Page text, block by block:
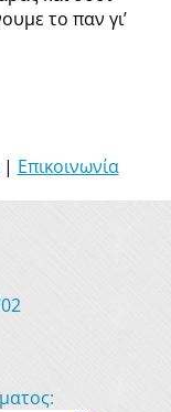
το παν γι’
| Επικοινωνία